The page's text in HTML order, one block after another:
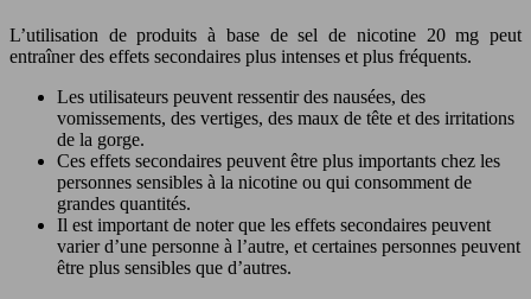
L’utilisation de produits à base de sel de nicotine 20 mg peut
entraîner des effets secondaires plus intenses et plus fréquents.
Les utilisateurs peuvent ressentir des nausées, des
vomissements, des vertiges, des maux de tête et des irritations
de la gorge.
Ces effets secondaires peuvent être plus importants chez les
personnes sensibles à la nicotine ou qui consomment de
grandes quantités.
Il est important de noter que les effets secondaires peuvent
varier d’une personne à l’autre, et certaines personnes peuvent
être plus sensibles que d’autres.